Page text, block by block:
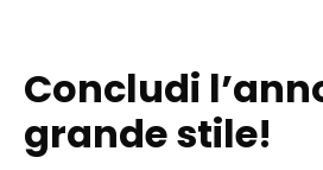
Concludi
grande stile!